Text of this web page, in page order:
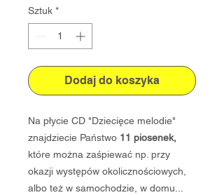
Sztuk *
Dodaj do koszyka
Na płycie CD "Dziecięce melodie"
znajdziecie Państwo 11 piosenek,
które można zaśpiewać np. przy
okazji występów okolicznościowych,
albo też w samochodzie, w domu...